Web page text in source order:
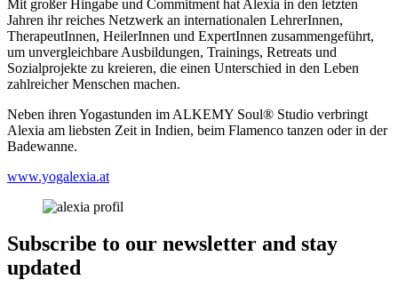
Mit großer Hingabe und Commitment hat Alexia in den letzten
Jahren ihr reiches Netzwerk an internationalen LehrerInnen,
TherapeutInnen, HeilerInnen und ExpertInnen zusammengeführt,
um unvergleichbare Ausbildungen, Trainings, Retreats und
Sozialprojekte zu kreieren, die einen Unterschied in den Leben
zahlreicher Menschen machen.
Neben ihren Yogastunden im ALKEMY Soul® Studio verbringt
Alexia am liebsten Zeit in Indien, beim Flamenco tanzen oder in der
Badewanne.
www.yogalexia.at
Subscribe to our newsletter and stay
updated